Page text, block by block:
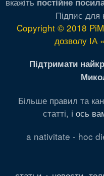
Підпис для
Copyright © 2018
дозволу ІА
Підтримати
Більше правил та
статті, і ось
a nativitate - hoc